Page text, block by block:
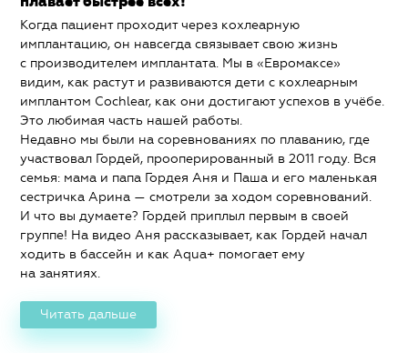
Когда пациент проходит через кохлеарную
имплантацию, он навсегда связывает свою жизнь
с производителем имплантата. Мы в «Евромаксе»
видим, как растут и развиваются дети с кохлеарным
имплантом Cochlear, как они достигают успехов в учёбе.
Это любимая часть нашей работы.
Недавно мы были на соревнованиях по плаванию, где
участвовал Гордей, прооперированный в 2011 году. Вся
семья: мама и папа Гордея Аня и Паша и его маленькая
сестричка Арина — смотрели за ходом соревнований.
И что вы думаете? Гордей приплыл первым в своей
группе! На видео Аня рассказывает, как Гордей начал
ходить в бассейн и как Aqua+ помогает ему
на занятиях.
Читать дальше